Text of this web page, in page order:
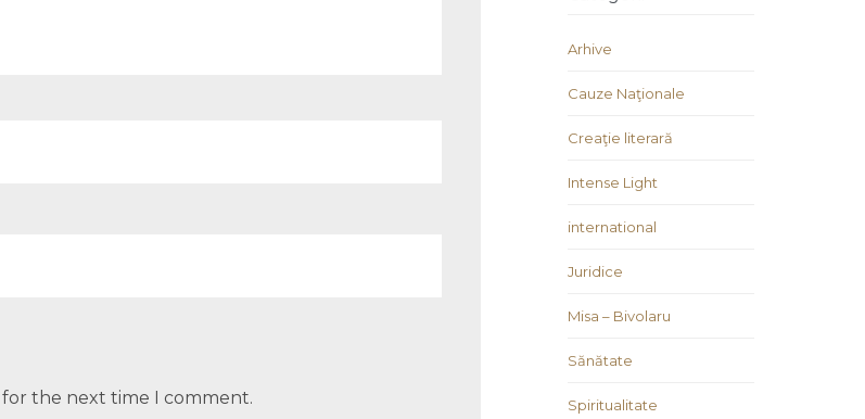
for the next time I comment.
Arhive
Cauze Naţionale
Creaţie literară
Intense Light
international
Juridice
Misa – Bivolaru
Sănătate
Spiritualitate